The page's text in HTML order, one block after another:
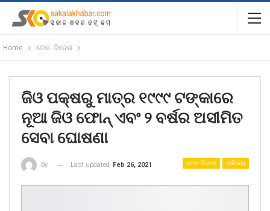
Home ଦେଶ- ବିଦେଶ
ଜିଓ ପକ୍ଷରୁ ମାତ୍ର ୧୯୯୯ ଟଙ୍କାରେ
ନୂଆ ଜିଓ ଫୋନ୍ ଏବଂ ୨ ବର୍ଷର ଅସୀମିତ
ସେବା ଘୋଷଣା
ଦେଶ- ବିଦେଶ ବାଣିଜ୍ୟ
By Last updated Feb 26, 2021